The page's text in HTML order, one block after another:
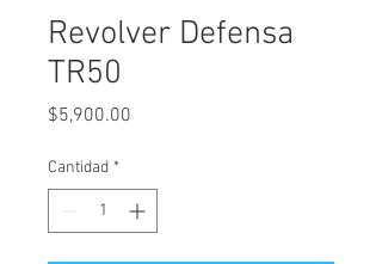
Revolver Defensa
TR50
$5,900.00
Cantidad *